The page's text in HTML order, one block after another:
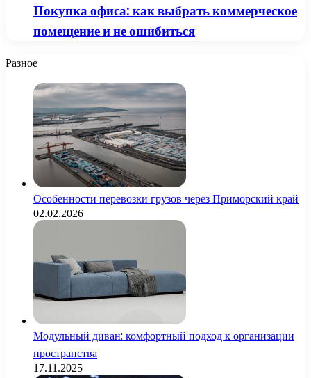
Покупка офиса: как выбрать коммерческое
помещение и не ошибиться
Разное
Особенности перевозки грузов через Приморский край
02.02.2026
Модульный диван: комфортный подход к организации
пространства
17.11.2025